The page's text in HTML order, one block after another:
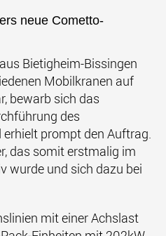
neue Cometto-
Bietigheim-Bissingen
Mobilkranen auf
bewarb sich das
des
prompt den Auftrag.
das somit erstmalig im
wurde und sich dazu bei
mit einer Achslast